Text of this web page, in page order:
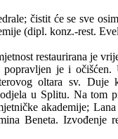
čistit će se sve
(dipl. konz.-rest.
restaurirana je
je i očišćen.
oltara sv.
u Splitu. Na tom
akademije;
Beneta. Izvođenje